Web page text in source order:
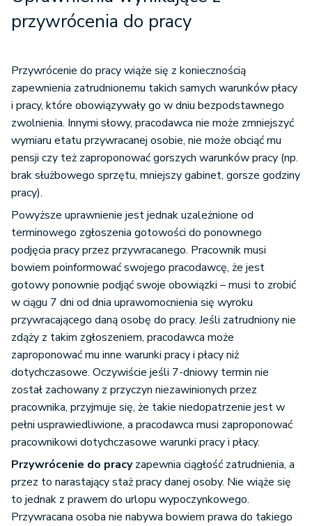
przywrócenia do pracy
Przywrócenie do pracy wiąże się z koniecznością
zapewnienia zatrudnionemu takich samych warunków płacy
i pracy, które obowiązywały go w dniu bezpodstawnego
zwolnienia. Innymi słowy, pracodawca nie może zmniejszyć
wymiaru etatu przywracanej osobie, nie może obciąć mu
pensji czy też zaproponować gorszych warunków pracy (np.
brak służbowego sprzętu, mniejszy gabinet, gorsze godziny
pracy).
Powyższe uprawnienie jest jednak uzależnione od
terminowego zgłoszenia gotowości do ponownego
podjęcia pracy przez przywracanego. Pracownik musi
bowiem poinformować swojego pracodawcę, że jest
gotowy ponownie podjąć swoje obowiązki – musi to zrobić
w ciągu 7 dni od dnia uprawomocnienia się wyroku
przywracającego daną osobę do pracy. Jeśli zatrudniony nie
zdąży z takim zgłoszeniem, pracodawca może
zaproponować mu inne warunki pracy i płacy niż
dotychczasowe. Oczywiście jeśli 7-dniowy termin nie
został zachowany z przyczyn niezawinionych przez
pracownika, przyjmuje się, że takie niedopatrzenie jest w
pełni usprawiedliwione, a pracodawca musi zaproponować
pracownikowi dotychczasowe warunki pracy i płacy.
Przywrócenie do pracyzapewnia ciągłość zatrudnienia, a
przez to narastający staż pracy danej osoby. Nie wiąże się
to jednak z prawem do urlopu wypoczynkowego.
Przywracana osoba nie nabywa bowiem prawa do takiego